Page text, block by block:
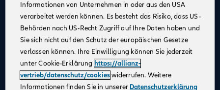
Monetäre Vorteile:
40 €/Monat vermögenswirksame Leistungen
Übernahme erstattungsfähiger Reisekosten
Urlaubsanspruch : 30 Tage im Jahr
Mitarbeiterrabatte: Vergünstigungen auf Allianz
Produkte
Praxisnahe Ausbildung: Eine praxisnahe und
Informationen von Unternehmen in oder aus den USA
verarbeitet werden können. Es besteht das Risiko, dass US-
Behörden nach US-Recht Zugriff auf Ihre Daten haben und
Sie sich nicht auf den Schutz der europäischen Gesetze
verlassen können. Ihre Einwilligung können Sie jederzeit
unter Cookie-Erklärung https://allianz-
vertrieb/datenschutz/cookieswiderrufen. Weitere
Informationen finden Sie in unserer Datenschutzerklärung